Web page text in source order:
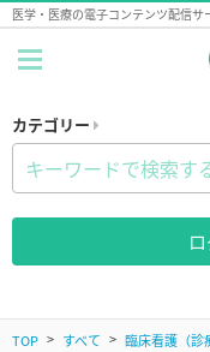
医学・医療の電子コンテンツ配信サ
カテゴリー
TOP すべて 臨床看護（診